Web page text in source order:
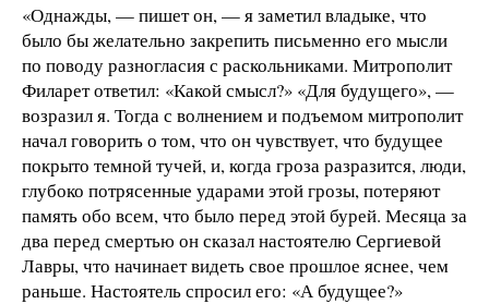
«Однажды, — пишет он, — я заметил владыке, что
было бы желательно закрепить письменно его мысли
по поводу разногласия с раскольниками. Митрополит
Филарет ответил: «Какой смысл?» «Для будущего», —
возразил я. Тогда с волнением и подъемом митрополит
начал говорить о том, что он чувствует, что будущее
покрыто темной тучей, и, когда гроза разразится, люди,
глубоко потрясенные ударами этой грозы, потеряют
память обо всем, что было перед этой бурей. Месяца за
два перед смертью он сказал настоятелю Сергиевой
Лавры, что начинает видеть свое прошлое яснее, чем
раньше. Настоятель спросил его: «А будущее?»